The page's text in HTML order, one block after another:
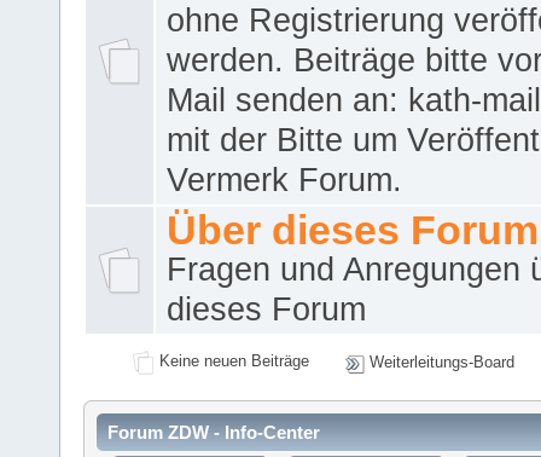
ohne Registrierung
werden. Beiträge bitte
Mail senden an: kath-
mit der Bitte um
Vermerk Forum.
Über dieses Forum
Fragen und Anregungen
dieses Forum
Keine neuen Beiträge Weiterleitungs-Board
Forum ZDW - Info-Center